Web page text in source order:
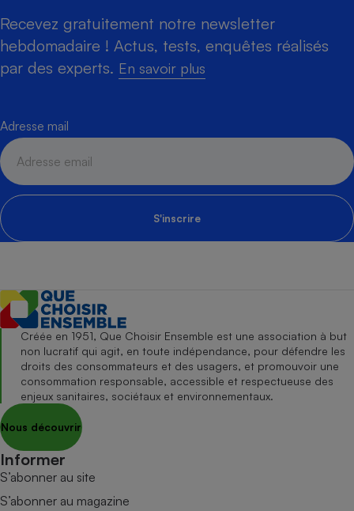
Recevez gratuitement notre newsletter
hebdomadaire ! Actus, tests, enquêtes réalisés
par des experts. En savoir plus
Adresse mail
S'inscrire
Créée en 1951, Que Choisir Ensemble est une association à but
non lucratif qui agit, en toute indépendance, pour défendre les
droits des consommateurs et des usagers, et promouvoir une
consommation responsable, accessible et respectueuse des
enjeux sanitaires, sociétaux et environnementaux.
Nous découvrir
Informer
S’abonner au site
S’abonner au magazine